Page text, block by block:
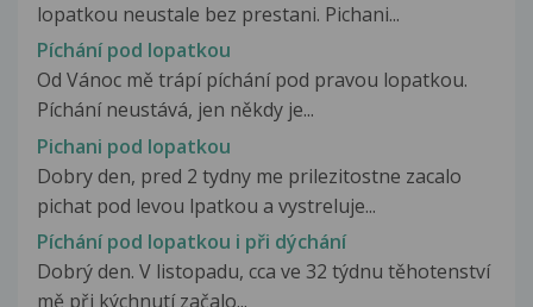
lopatkou neustale bez prestani. Pichani...
Píchání pod lopatkou
Od Vánoc mě trápí píchání pod pravou lopatkou.
Píchání neustává, jen někdy je...
Pichani pod lopatkou
Dobry den, pred 2 tydny me prilezitostne zacalo
pichat pod levou lpatkou a vystreluje...
Píchání pod lopatkou i při dýchání
Dobrý den. V listopadu, cca ve 32 týdnu těhotenství
mě při kýchnutí začalo...